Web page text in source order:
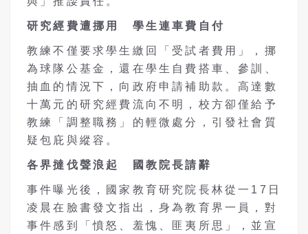
研究經費遭挪用 學生連車費自付
教練不僅要求學生繳回「受試者費用」，挪
為球隊公基金，還在學生自費搭車、參訓、
抽血的情況下，向政府申請補助款。高達數
十萬元的研究經費流向不明，校方卻僅給予
教練「調整職務」的輕微處分，引發社會質
疑包庇與縱容。
各界撻伐聲浪起 國教院長請辭
事件曝光後，國家教育研究院長林從一17日
凌晨在臉書發文指出，身為教育界一員，對
事件感到「憤怒、羞愧、匪夷所思」，並宣